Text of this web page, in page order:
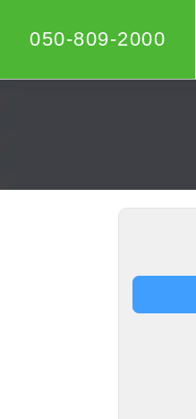
050-809-2000